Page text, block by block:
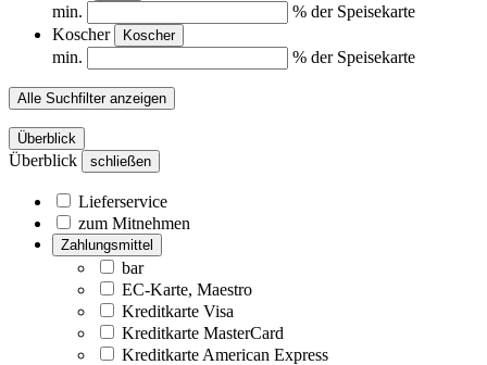
min.
% der Speisekarte
Koscher
Koscher
min. % der Speisekarte
Alle Suchfilter anzeigen
Überblick
Überblick schließen
Lieferservice
zum Mitnehmen
Zahlungsmittel
bar
EC-Karte, Maestro
Kreditkarte Visa
Kreditkarte MasterCard
Kreditkarte American Express